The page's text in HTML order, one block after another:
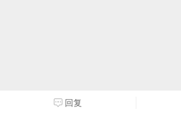
回复